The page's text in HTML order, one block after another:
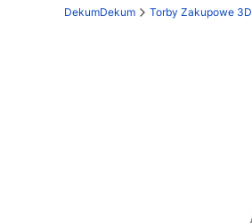
DekumDekum Torby Zakupowe 3D